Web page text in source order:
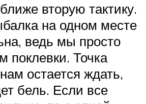
вторую тактику.
на одном месте
ведь мы просто
поклевки. Точка
остается ждать,
бель. Если все